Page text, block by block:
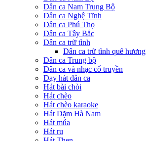
Dân ca Nam Trung Bộ
Dân ca Nghệ Tĩnh
Dân ca Phú Thọ
Dân ca Tây Bắc
Dân ca trữ tình
Dân ca trữ tình quê hương
Dân ca Trung bộ
Dân ca và nhạc cổ truyền
Dạy hát dân ca
Hát bài chòi
Hát chèo
Hát chèo karaoke
Hát Dặm Hà Nam
Hát múa
Hát ru